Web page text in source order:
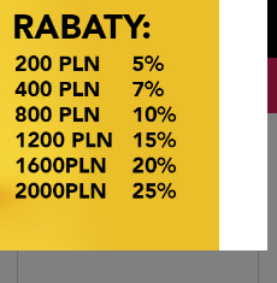
CENOWE!
Naszyjniki